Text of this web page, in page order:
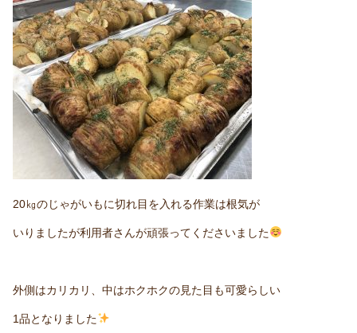
20㎏のじゃがいもに切れ目を入れる作業は根気が
いりましたが利用者さんが頑張ってくださいました
外側はカリカリ、中はホクホクの見た目も可愛らしい
1品となりました